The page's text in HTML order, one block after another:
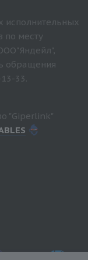
исполнительных
по месту
обращения
33.
"Giperlink"